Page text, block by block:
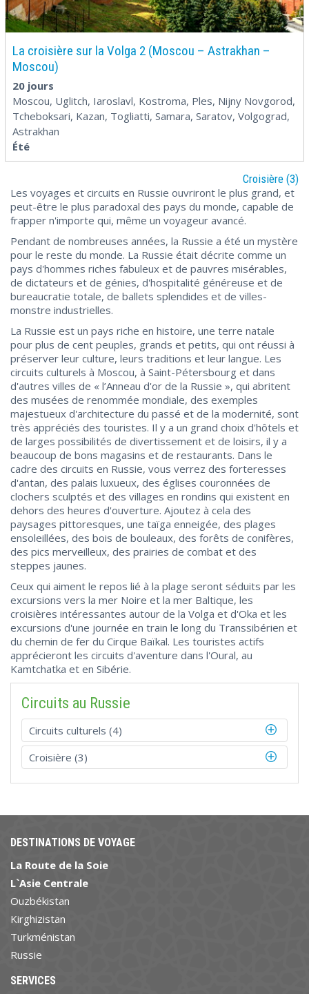
La croisière sur la Volga 2 (Moscou – Astrakhan –
Moscou)
20 jours
Moscou, Uglitch, Iaroslavl, Kostroma, Ples, Nijny Novgorod,
Tcheboksari, Kazan, Togliatti, Samara, Saratov, Volgograd,
Astrakhan
Été
Croisière (3)
Les voyages et circuits en Russie ouvriront le plus grand, et
peut-être le plus paradoxal des pays du monde, capable de
frapper n'importe qui, même un voyageur avancé.
Pendant de nombreuses années, la Russie a été un mystère
pour le reste du monde. La Russie était décrite comme un
pays d'hommes riches fabuleux et de pauvres misérables,
de dictateurs et de génies, d'hospitalité généreuse et de
bureaucratie totale, de ballets splendides et de villes-
monstre industrielles.
La Russie est un pays riche en histoire, une terre natale
pour plus de cent peuples, grands et petits, qui ont réussi à
préserver leur culture, leurs traditions et leur langue. Les
circuits culturels à Moscou, à Saint-Pétersbourg et dans
d'autres villes de « l’Anneau d'or de la Russie », qui abritent
des musées de renommée mondiale, des exemples
majestueux d'architecture du passé et de la modernité, sont
très appréciés des touristes. Il y a un grand choix d'hôtels et
de larges possibilités de divertissement et de loisirs, il y a
beaucoup de bons magasins et de restaurants. Dans le
cadre des circuits en Russie, vous verrez des forteresses
d'antan, des palais luxueux, des églises couronnées de
clochers sculptés et des villages en rondins qui existent en
dehors des heures d'ouverture. Ajoutez à cela des
paysages pittoresques, une taïga enneigée, des plages
ensoleillées, des bois de bouleaux, des forêts de conifères,
des pics merveilleux, des prairies de combat et des
steppes jaunes.
Ceux qui aiment le repos lié à la plage seront séduits par les
excursions vers la mer Noire et la mer Baltique, les
croisières intéressantes autour de la Volga et d'Oka et les
excursions d'une journée en train le long du Transsibérien et
du chemin de fer du Cirque Baïkal. Les touristes actifs
apprécieront les circuits d'aventure dans l'Oural, au
Kamtchatka et en Sibérie.
Circuits au Russie
Circuits culturels (4)
Croisière (3)
DESTINATIONS DE VOYAGE
La Route de la Soie
L`Asie Centrale
Ouzbékistan
Kirghizistan
Turkménistan
Russie
SERVICES